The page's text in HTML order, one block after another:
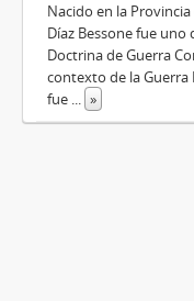
Nacido en la
Díaz Bessone fue
Doctrina de Guerra
contexto de la Guerra
fue ... »